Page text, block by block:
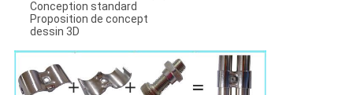
Conception standard
Proposition de concept
dessin 3D